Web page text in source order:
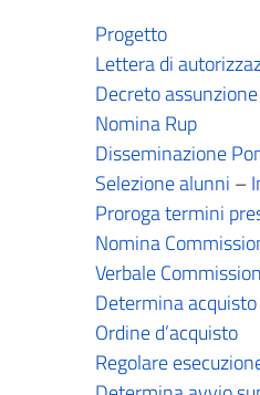
Progetto
Lettera di
Decreto
Nomina Rup
Disseminazione
Selezione alunni –
Proroga termini
Nomina
Verbale
Determina
Ordine d’acquisto
Regolare